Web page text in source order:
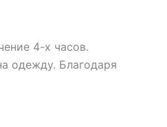
4-х часов.
одежду. Благодаря